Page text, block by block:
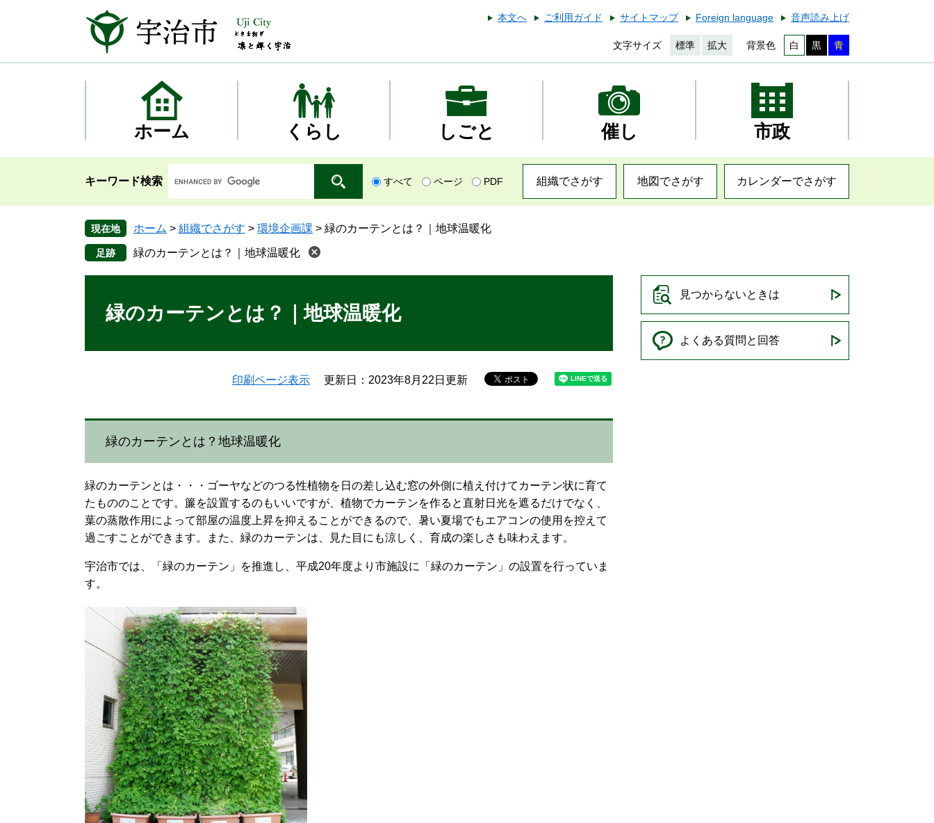
本
本文へ ご利用ガイド サイトマップ Foreign language 音声読み上げ
文字サイズ 標準 拡大 背景色 白 黒 青
ホーム くらし しごと 催し 市政
キーワード検索 すべて ページ PDF 組織でさがす 地図でさがす カレンダーでさがす
現在地 ホーム > 組織でさがす > 環境企画課 > 緑のカーテンとは？｜地球温暖化
緑のカーテンとは？｜地球温暖化
緑のカーテンとは？｜地球温暖化
印刷ページ表示 更新日：2023年8月22日更新
緑のカーテンとは？地球温暖化
緑のカーテンとは・・・ゴーヤなどのつる性植物を日の差し込む窓の外側に植え付けてカーテン状に育て
たもののことです。簾を設置するのもいいですが、植物でカーテンを作ると直射日光を遮るだけでなく、
葉の蒸散作用によって部屋の温度上昇を抑えることができるので、暑い夏場でもエアコンの使用を控えて
過ごすことができます。また、緑のカーテンは、見た目にも涼しく、育成の楽しさも味わえます。
宇治市では、「緑のカーテン」を推進し、平成20年度より市施設に「緑のカーテン」の設置を行っていま
す。
見つからないときは
よくある質問と回答